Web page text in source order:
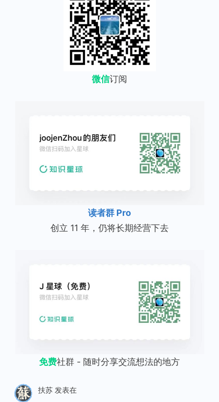
微信订阅
读者群 Pro
创立 11 年，仍将长期经营下去
免费社群 - 随时分享交流想法的地方
扶苏发表在